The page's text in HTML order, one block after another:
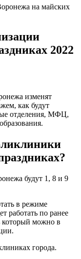
на майских
2022
изменят
как будут
отделения, МФЦ,
будут 1, 8 и 9
в режиме
работать по ранее
который можно в
города.